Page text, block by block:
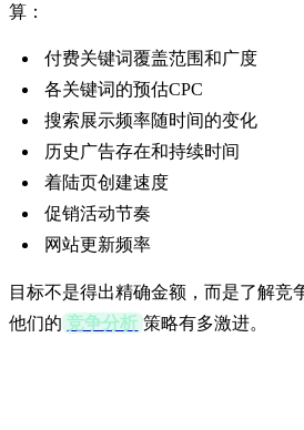
算：
付费关键词覆盖范围和广度
各关键词的预估CPC
搜索展示频率随时间的变化
历史广告存在和持续时间
着陆页创建速度
促销活动节奏
网站更新频率
目标不是得出精确金额，而是了解竞
他们的 竞争分析 策略有多激进。